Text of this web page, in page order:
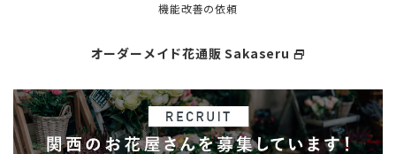
機能改善の依頼
オーダーメイド花通販 Sakaseru select_window